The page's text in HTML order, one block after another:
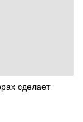
сделает